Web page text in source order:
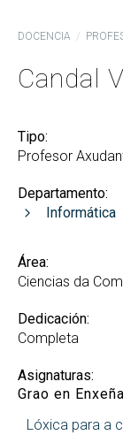
DOCENCIA
Candal
Tipo:
Profesor
Departamento:
Informática
Área:
Ciencias da
Dedicación:
Completa
Asignaturas:
Grao en
Lóxica para a